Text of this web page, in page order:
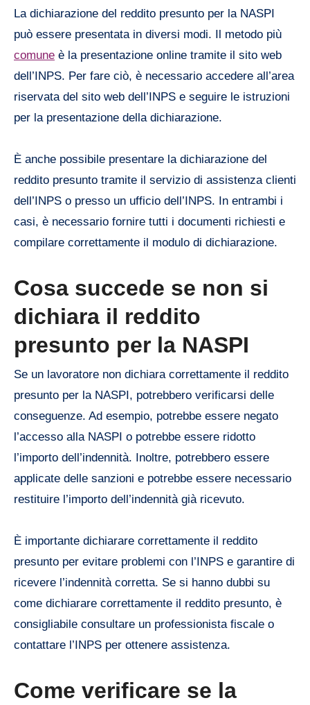
La dichiarazione del reddito presunto per la NASPI
può essere presentata in diversi modi. Il metodo più
comune è la presentazione online tramite il sito web
dell’INPS. Per fare ciò, è necessario accedere all’area
riservata del sito web dell’INPS e seguire le istruzioni
per la presentazione della dichiarazione.
È anche possibile presentare la dichiarazione del
reddito presunto tramite il servizio di assistenza clienti
dell’INPS o presso un ufficio dell’INPS. In entrambi i
casi, è necessario fornire tutti i documenti richiesti e
compilare correttamente il modulo di dichiarazione.
Cosa succede se non si
dichiara il reddito
presunto per la NASPI
Se un lavoratore non dichiara correttamente il reddito
presunto per la NASPI, potrebbero verificarsi delle
conseguenze. Ad esempio, potrebbe essere negato
l’accesso alla NASPI o potrebbe essere ridotto
l’importo dell’indennità. Inoltre, potrebbero essere
applicate delle sanzioni e potrebbe essere necessario
restituire l’importo dell’indennità già ricevuto.
È importante dichiarare correttamente il reddito
presunto per evitare problemi con l’INPS e garantire di
ricevere l’indennità corretta. Se si hanno dubbi su
come dichiarare correttamente il reddito presunto, è
consigliabile consultare un professionista fiscale o
contattare l’INPS per ottenere assistenza.
Come verificare se la